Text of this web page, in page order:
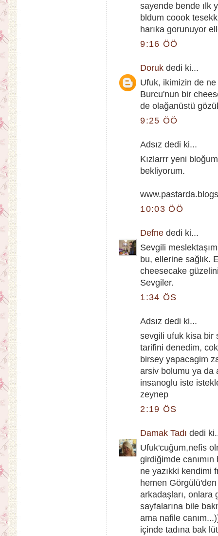
sayende bende ılk
bldum coook
harıka gorunuyor
9:16 ÖÖ
Doruk dedi ki...
Ufuk, ikimizin de
Burcu'nun bir
de olağanüstü
9:25 ÖÖ
Adsız dedi ki...
Kızlarrr yeni
bekliyorum.
10:03 ÖÖ
Defne dedi ki...
Sevgili
bu, ellerine sağlık.
cheesecake
Sevgiler.
1:34 ÖS
Adsız dedi ki...
sevgili ufuk kisa bir
tarifini denedim,
birsey yapacagim
arsiv bolumu ya da
insanoglu iste
zeynep
2:19 ÖS
Damak Tadı dedi
Ufuk'cuğum,nefis
girdiğimde
ne yazıkki kendimi
hemen
arkadaşları, onlara
sayfalarına bile
ama nafile
içinde tadına bak